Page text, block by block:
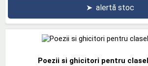
➤ alertă stoc
Poezii si ghicitori pentru